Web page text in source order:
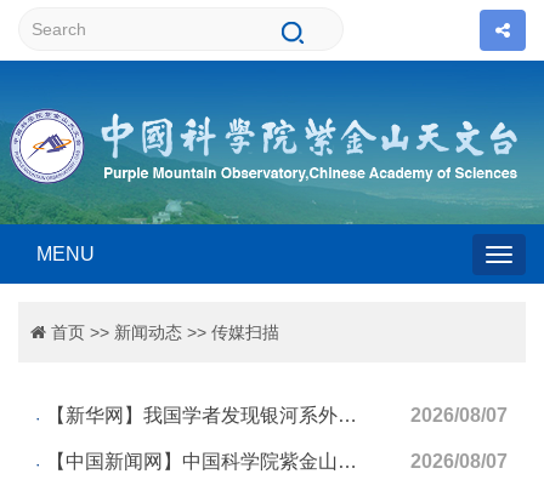
MENU
首页 >> 新闻动态 >> 传媒扫描
【新华网】我国学者发现银河系外围气体盘呈现波纹状褶皱结构 2026/08/07
【中国新闻网】中国科学院紫金山天文台首次发现银河系并非仅是“翘曲盘” 2026/08/07